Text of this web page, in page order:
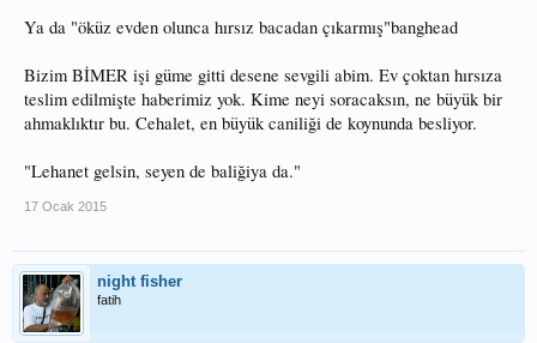
http://www.denizhaber.com.tr/sonunda-iznik-golunde-balik-kalmadi-haber-
Ya da "öküz evden olunca hırsız bacadan çıkarmış"banghead
Bizim BİMER işi güme gitti desene sevgili abim. Ev çoktan hırsıza
teslim edilmişte haberimiz yok. Kime neyi soracaksın, ne büyük bir
ahmaklıktır bu. Cehalet, en büyük caniliği de koynunda besliyor.
"Lehanet gelsin, seyen de baliğiya da."
17 Ocak 2015
night fisher
fatih